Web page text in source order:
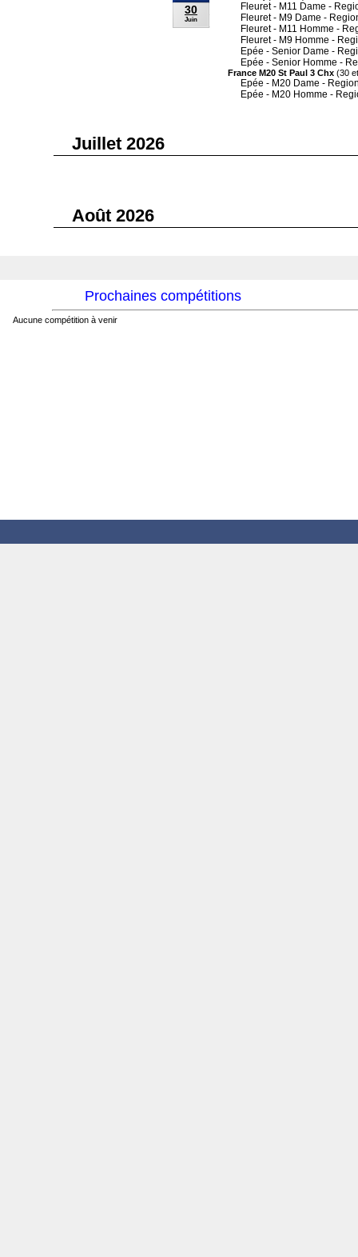
30
Juin
Fleuret - M11 Dame -
Fleuret - M9 Dame -
Fleuret - M11 Homme -
Fleuret - M9 Homme -
Epée - Senior Dame -
Epée - Senior Homme -
France M20 St Paul 3 Chx (30
Epée - M20 Dame -
Epée - M20 Homme -
Juillet 2026
Août 2026
Prochaines compétitions
Aucune compétition à venir